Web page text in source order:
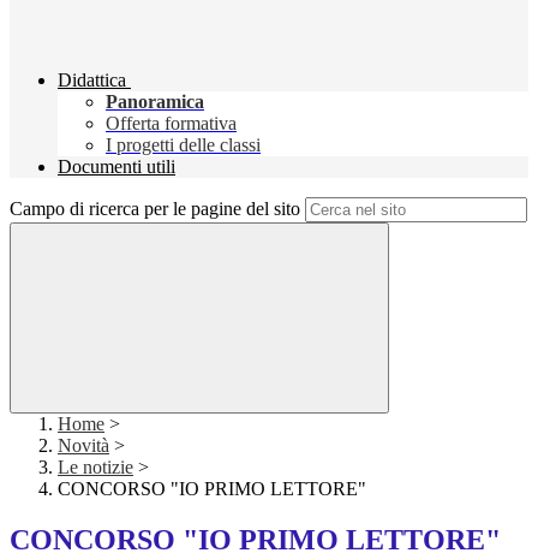
Didattica
Panoramica
Offerta formativa
I progetti delle classi
Documenti utili
Campo di ricerca per le pagine del sito
Home >
Novità >
Le notizie >
CONCORSO "IO PRIMO LETTORE"
CONCORSO "IO PRIMO LETTORE"